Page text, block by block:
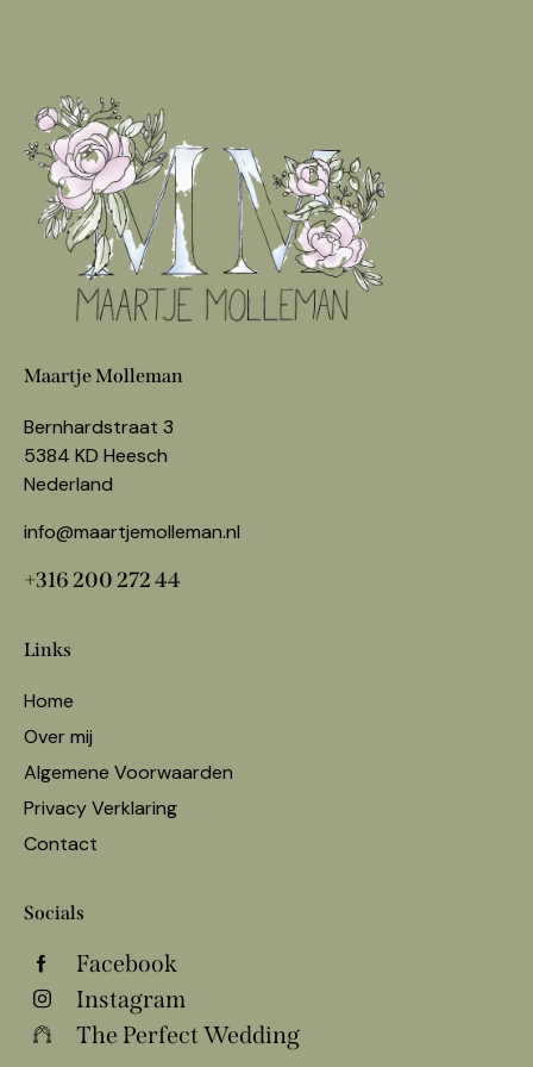
Maartje Molleman
Bernhardstraat 3
5384 KD Heesch
Nederland
info@maartjemolleman.nl
+316 200 272 44
Links
Home
Over mij
Algemene Voorwaarden
Privacy Verklaring
Contact
Socials
Facebook
Instagram
The Perfect Wedding